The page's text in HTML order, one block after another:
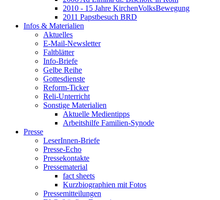
2010 - 15 Jahre KirchenVolksBewegung
2011 Papstbesuch BRD
Infos & Materialien
Aktuelles
E-Mail-Newsletter
Faltblätter
Info-Briefe
Gelbe Reihe
Gottesdienste
Reform-Ticker
Reli-Unterricht
Sonstige Materialien
Aktuelle Medientipps
Arbeitshilfe Familien-Synode
Presse
LeserInnen-Briefe
Presse-Echo
Pressekontakte
Pressematerial
fact sheets
Kurzbiographien mit Fotos
Pressemitteilungen